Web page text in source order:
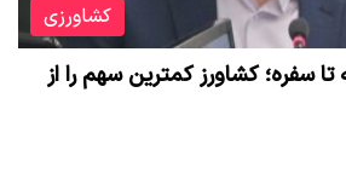
کشاورزی
سفره؛ کشاورز کمترین سهم را از